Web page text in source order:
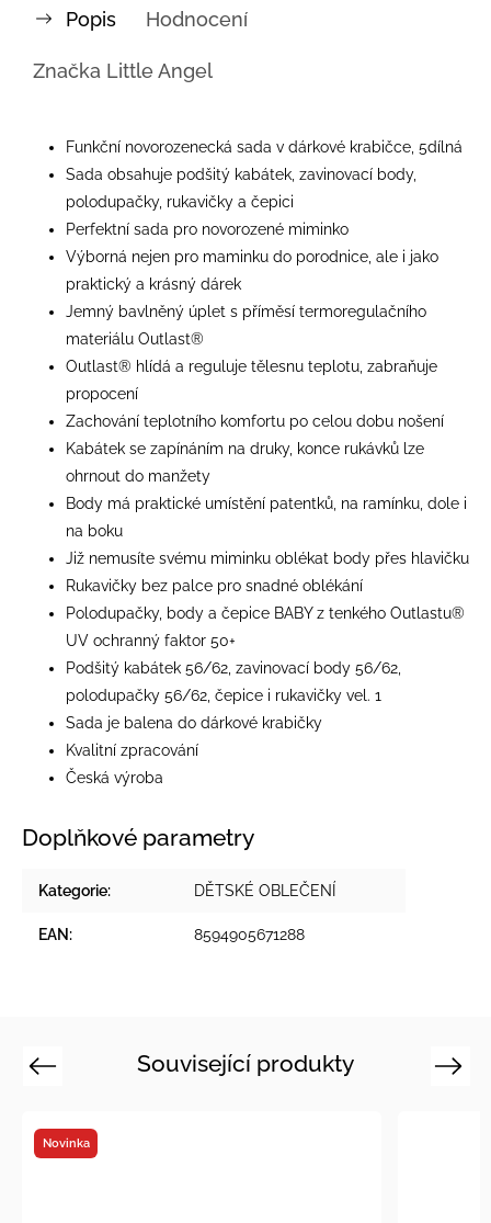
Popis Hodnocení
Značka Little Angel
Funkční novorozenecká sada v dárkové krabičce, 5dílná
Sada obsahuje podšitý kabátek, zavinovací body,
polodupačky, rukavičky a čepici
Perfektní sada pro novorozené miminko
Výborná nejen pro maminku do porodnice, ale i jako
praktický a krásný dárek
Jemný bavlněný úplet s příměsí termoregulačního
materiálu Outlast®
Outlast® hlídá a reguluje tělesnu teplotu, zabraňuje
propocení
Zachování teplotního komfortu po celou dobu nošení
Kabátek se zapínáním na druky, konce rukávků lze
ohrnout do manžety
Body má praktické umístění patentků, na ramínku, dole i
na boku
Již nemusíte svému miminku oblékat body přes hlavičku
Rukavičky bez palce pro snadné oblékání
Polodupačky, body a čepice BABY z tenkého Outlastu®
UV ochranný faktor 50+
Podšitý kabátek 56/62, zavinovací body 56/62,
polodupačky 56/62, čepice i rukavičky vel. 1
Sada je balena do dárkové krabičky
Kvalitní zpracování
Česká výroba
Doplňkové parametry
Kategorie: DĚTSKÉ OBLEČENÍ
EAN: 8594905671288
Související produkty
Previous Next